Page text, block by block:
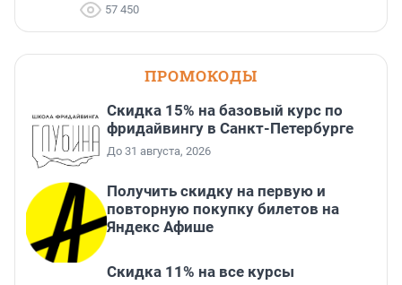
57 450
ПРОМОКОДЫ
Скидка 15% на базовый курс по
фридайвингу в Санкт-Петербурге
До 31 августа, 2026
Получить скидку на первую и
повторную покупку билетов на
Яндекс Афише
Скидка 11% на все курсы